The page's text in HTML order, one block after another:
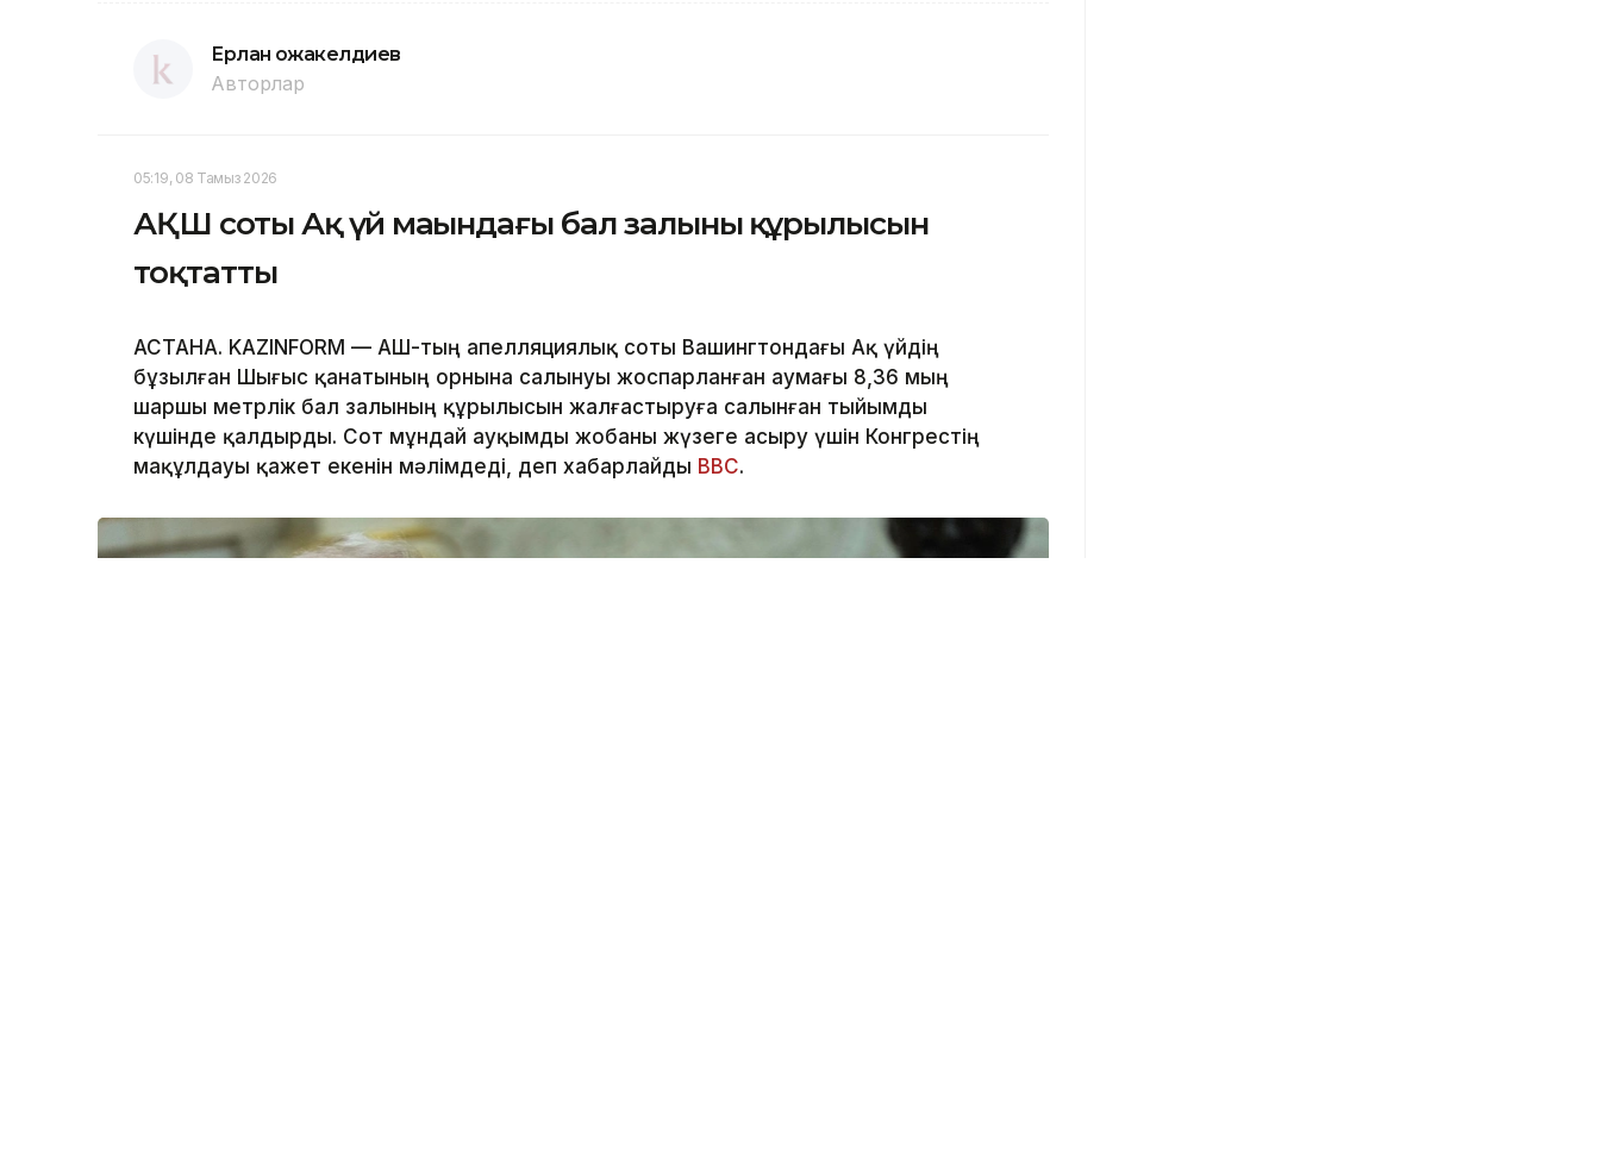
Ерлан Қожакелдиев
Авторлар
05:19, 08 Тамыз 2026
АҚШ соты Ақ үй маңындағы бал залының құрылысын
тоқтатты
АСТАНА. KAZINFORM — АҚШ-тың апелляциялық соты Вашингтондағы Ақ үйдің
бұзылған Шығыс қанатының орнына салынуы жоспарланған аумағы 8,36 мың
шаршы метрлік бал залының құрылысын жалғастыруға салынған тыйымды
күшінде қалдырды. Сот мұндай ауқымды жобаны жүзеге асыру үшін Конгрестің
мақұлдауы қажет екенін мәлімдеді, деп хабарлайды BBC.